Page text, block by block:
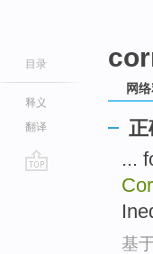
目录
释义
翻译
网
...
基